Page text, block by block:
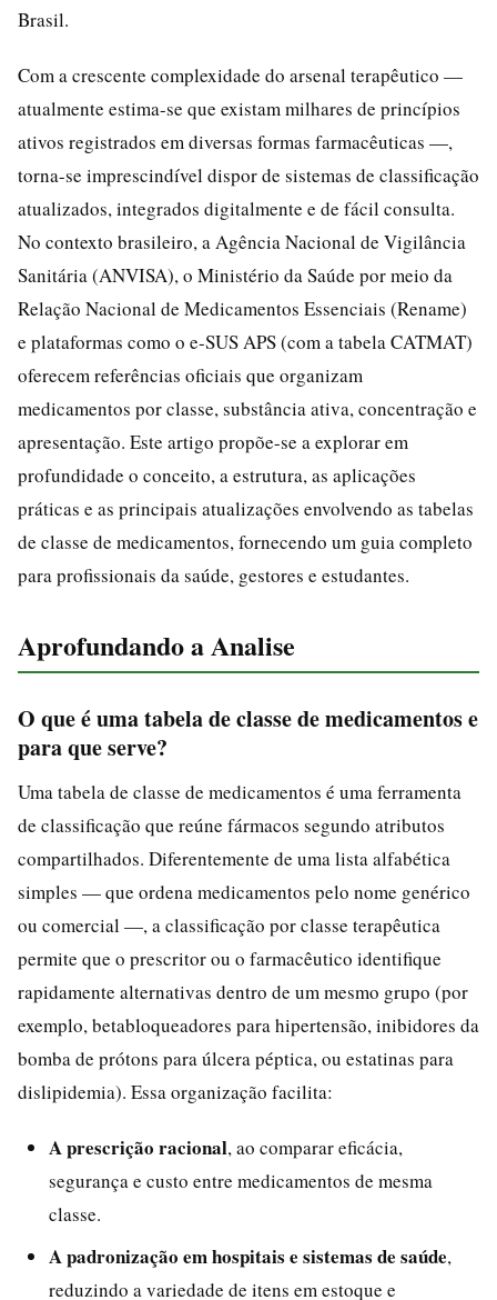
Brasil.
Com a crescente complexidade do arsenal terapêutico —
atualmente estima-se que existam milhares de princípios
ativos registrados em diversas formas farmacêuticas —,
torna-se imprescindível dispor de sistemas de classificação
atualizados, integrados digitalmente e de fácil consulta.
No contexto brasileiro, a Agência Nacional de Vigilância
Sanitária (ANVISA), o Ministério da Saúde por meio da
Relação Nacional de Medicamentos Essenciais (Rename)
e plataformas como o e-SUS APS (com a tabela CATMAT)
oferecem referências oficiais que organizam
medicamentos por classe, substância ativa, concentração e
apresentação. Este artigo propõe-se a explorar em
profundidade o conceito, a estrutura, as aplicações
práticas e as principais atualizações envolvendo as tabelas
de classe de medicamentos, fornecendo um guia completo
para profissionais da saúde, gestores e estudantes.
Aprofundando a Analise
O que é uma tabela de classe de medicamentos e
para que serve?
Uma tabela de classe de medicamentos é uma ferramenta
de classificação que reúne fármacos segundo atributos
compartilhados. Diferentemente de uma lista alfabética
simples — que ordena medicamentos pelo nome genérico
ou comercial —, a classificação por classe terapêutica
permite que o prescritor ou o farmacêutico identifique
rapidamente alternativas dentro de um mesmo grupo (por
exemplo, betabloqueadores para hipertensão, inibidores da
bomba de prótons para úlcera péptica, ou estatinas para
dislipidemia). Essa organização facilita:
A prescrição racional, ao comparar eficácia,
segurança e custo entre medicamentos de mesma
classe.
A padronização em hospitais e sistemas de saúde,
reduzindo a variedade de itens em estoque e